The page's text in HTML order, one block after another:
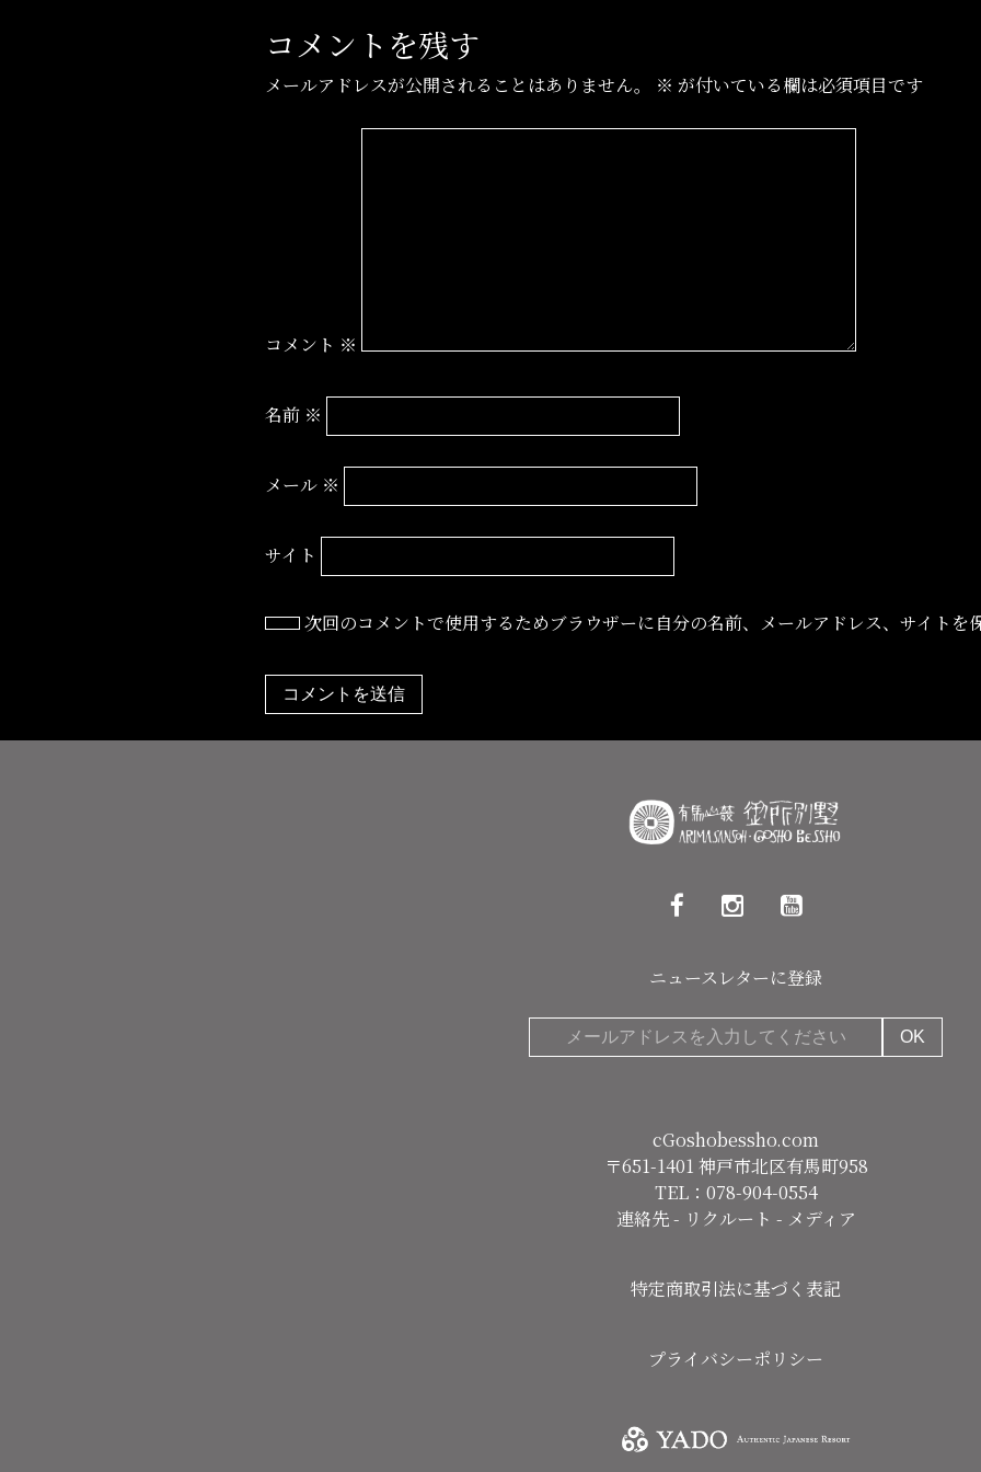
コメントを残す
メールアドレスが公開されることはありません。 ※ が付いている欄は必須項目です
コメント ※
名前 ※
メール ※
サイト
次回のコメントで使用するためブラウザーに自分の名前、メールアドレス、サイトを
ニュースレターに登録
cGoshobessho.com
〒651-1401 神戸市北区有馬町958
TEL：078-904-0554
連絡先- リクルート - メディア
特定商取引法に基づく表記
プライバシーポリシー